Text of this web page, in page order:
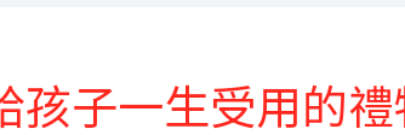
子一生受用的禮